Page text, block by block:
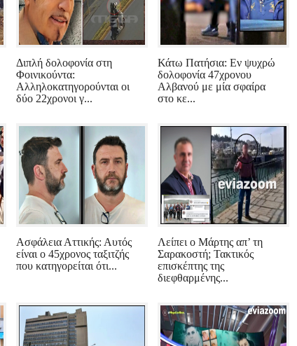
Διπλή δολοφονία στη
Φοινικούντα:
Αλληλοκατηγορούνται οι
δύο 22χρονοι γ...
Κάτω Πατήσια: Εν ψυχρώ
δολοφονία 47χρονου
Αλβανού με μία σφαίρα
στο κε...
Ασφάλεια Αττικής: Αυτός
είναι ο 45χρονος ταξιτζής
που κατηγορείται ότι...
Λείπει ο Μάρτης απ’ τη
Σαρακοστή; Τακτικός
επισκέπτης της
διεφθαρμένης...